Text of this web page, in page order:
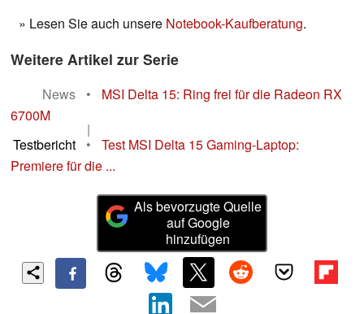
» Lesen Sie auch unsere Notebook-Kaufberatung.
Weitere Artikel zur Serie
News •
MSI Delta 15: Ring frei für die Radeon RX
6700M
|
Testbericht
•
Test MSI Delta 15 Gaming-Laptop:
Premiere für die ...
Als bevorzugte Quelle
auf Google
hinzufügen